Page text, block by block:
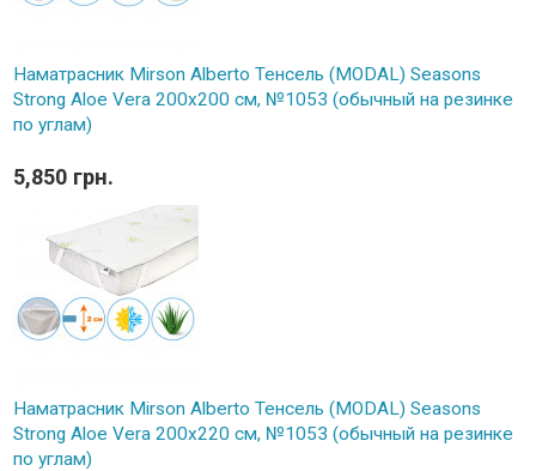
Наматрасник Mirson Alberto Тенсель (MODAL) Seasons
Strong Aloe Vera 200x200 см, №1053 (обычный на резинке
по углам)
5,850 грн.
Наматрасник Mirson Alberto Тенсель (MODAL) Seasons
Strong Aloe Vera 200x220 см, №1053 (обычный на резинке
по углам)